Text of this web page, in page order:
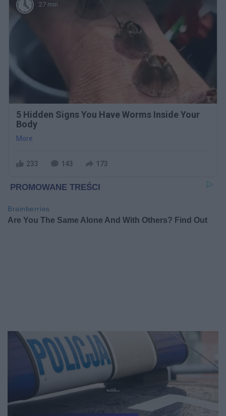
27 min
5 Hidden Signs You Have Worms Inside Your
Body
More
233 143 173